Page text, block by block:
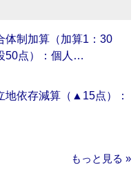
体制加算（加算1：30
50点）：個人…
地依存減算（▲15点）：
もっと見る »